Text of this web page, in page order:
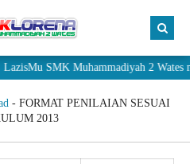
LazisMu SMK Muhammadiyah 2 Wates
- FORMAT PENILAIAN SESUAI
2013